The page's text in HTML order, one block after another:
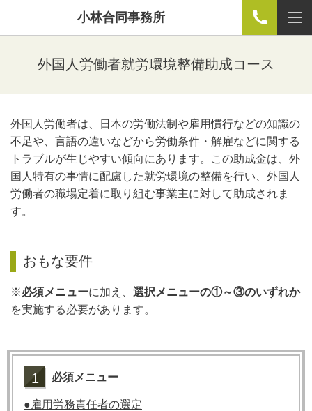
小林合同事務所
外国人労働者就労環境整備助成コース
外国人労働者は、日本の労働法制や雇用慣行などの知識の
不足や、言語の違いなどから労働条件・解雇などに関する
トラブルが生じやすい傾向にあります。この助成金は、外
国人特有の事情に配慮した就労環境の整備を行い、外国人
労働者の職場定着に取り組む事業主に対して助成されま
す。
おもな要件
※必須メニューに加え、 選択メニューの①～③のいずれか
を実施する必要があります。
1 必須メニュー
●雇用労務責任者の選定